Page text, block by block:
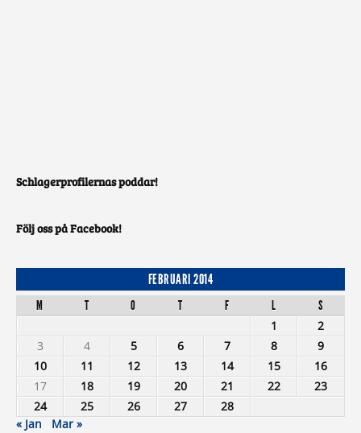
Schlagerprofilernas poddar!
Följ oss på Facebook!
FEBRUARI 2014
M T O T F L
S
1
2
3
4 5 6 7 8
9
10
11 12 13 14 15
16
17
18 19 20 21 22
23
24
25 26 27
28
« Jan
Mar »